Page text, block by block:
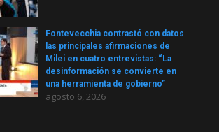
Fontevecchia contrastó con datos
las principales afirmaciones de
Milei en cuatro entrevistas: “La
desinformación se convierte en
una herramienta de gobierno”
agosto 6, 2026